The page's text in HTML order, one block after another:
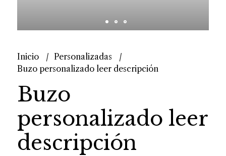
Inicio
Personalizadas
Buzo personalizado leer descripción
Buzo
personalizado leer
descripción